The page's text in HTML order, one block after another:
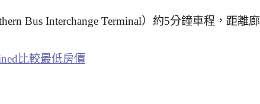
Bus Interchange Terminal）約5分鐘車程，距離廊
比較最低房價